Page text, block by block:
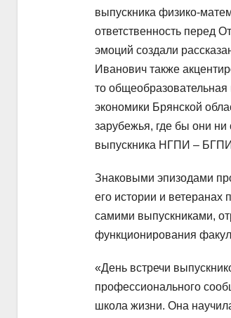
выпускника физико-
ответственность перед
эмоций создали
Иванович также
то
экономики Брянской
зарубежья, где бы они ни
выпускника НГПИ –
Знаковыми эпизодами
его истории и ветеранах
самими выпускниками,
функционирования
«День встречи
профессионального
школа жизни. Она